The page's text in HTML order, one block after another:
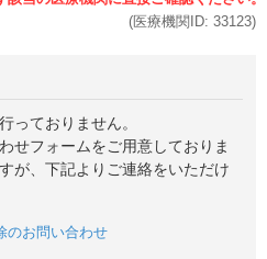
(医療機関ID: 33123)
っておりません。
せフォームをご用意しておりま
が、下記よりご連絡をいただけ
のお問い合わせ